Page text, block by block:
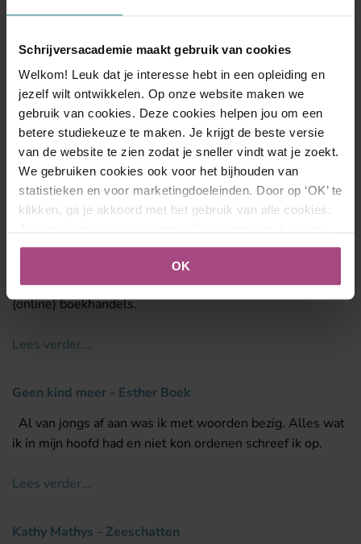
Schrijversacademie maakt gebruik van cookies
Welkom! Leuk dat je interesse hebt in een opleiding en
jezelf wilt ontwikkelen. Op onze website maken we
gebruik van cookies. Deze cookies helpen jou om een
betere studiekeuze te maken. Je krijgt de beste versie
van de website te zien zodat je sneller vindt wat je zoekt.
We gebruiken cookies ook voor het bijhouden van
statistieken en voor marketingdoeleinden. Door op ‘OK’ te
klikken, ga je akkoord met het gebruik van alle cookies.
meer over in onscookies- en privacybeleid.
OK
Een zee van verhalen - dit is de winnaar van de
verhaal van maximaal 350 woorden in! Met deze oproep
nodigden we schrijvers uit om hun creativiteit te laten
stromen...
Lees verder...
Saskia Habraken - Slapen zonder slangen
Op 25 januari verscheen de deels autobiografische
Slapen zonder slangen
bij Godijn Publishing. Het boek is verkrijgbaar bij alle
(online) boekhandels.
Lees verder...
Geen kind meer - Esther Boek
Al van jongs af aan was ik met woorden bezig. Alles wat
ik in mijn hoofd had en niet kon ordenen schreef ik op.
Lees verder...
Kathy Mathys - Zeeschatten